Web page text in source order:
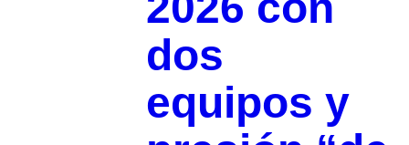
dos
equipos y